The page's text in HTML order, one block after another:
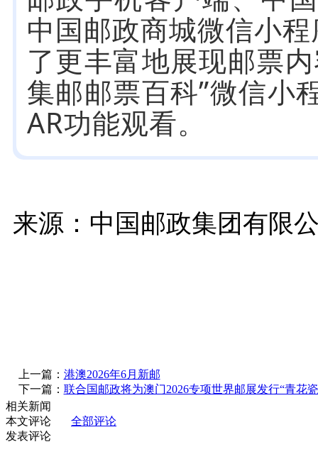
中国邮政商城微信小
了更丰富地展现邮票
集邮邮票百科”微信小
AR功能观看。
来源：中国邮政集团有限
上一篇： 港澳2026年6月新邮
下一篇： 联合国邮政将为澳门2026专项世界邮展发行“青花
相关新闻
本文评论
全部评论
发表评论